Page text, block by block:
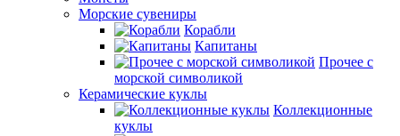
Морские сувениры
Корабли
Капитаны
Прочее с
морской символикой
Керамические куклы
Коллекционные
куклы